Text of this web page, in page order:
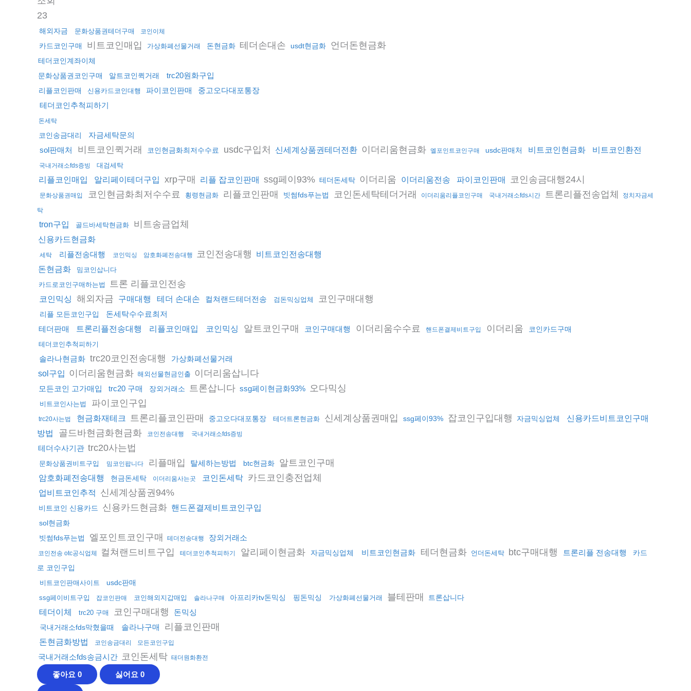
23
해외자금 문화상품권테더구매 코인이체
카드코인구매 비트코인매입 가상화폐선물거래 돈현금화 테더손대손 usdt현금화 언더돈현금화
테더코인계좌이체
문화상품권코인구매
알트코인퀵거래 trc20원화구입
리플코인판매 신용카드코인대행 파이코인판매
중고오다대포통장
테더코인추척피하기
돈세탁
코인송금대리
자금세탁문의
sol판매처
비트코인퀵거래 코인현금화최저수수료 usdc구입처 신세계상품권테더전환 이더리움현금화 엘포인트코인구매 usdc판매처 비트코인현금화 비트코인환전
국내거래소fds증빙 대검세탁
리플코인매입 알리페이테더구입 xrp구매 리플 잡코인판매 ssg페이93% 테더돈세탁 이더리움 이더리움전송 파이코인판매 코인송금대행24시
문화상품권매입 코인현금화최저수수료 횡령현금화 리플코인판매 빗썸fds푸는법 코인돈세탁테더거래 이더리움리플코인구매 국내거래소fds시간 트론리플전송업체 정치자금세
탁
tron구입 골드바세탁현금화 비트송금업체
신용카드현금화
세탁 리플전송대행 코인믹싱 암호화폐전송대행 코인전송대행
비트코인전송대행
돈현금화
밈코인삽니다
카드로코인구매하는법
트론 리플코인전송
코인믹싱 해외자금 구매대행 테더 손대손 컬쳐랜드테더전송 검돈믹싱업체 코인구매대행
리플 모든코인구입
돈세탁수수료최저
테더판매
트론리플전송대행 리플코인매입 코인믹싱 알트코인구매 코인구매대행 이더리움수수료 핸드폰결제비트구입 이더리움 코인카드구매
테더코인추척피하기
솔라나현금화 trc20코인전송대행
가상화폐선물거래
sol구입 이더리움현금화 해외선물현금인출 이더리움삽니다
모든코인 고가매입 trc20 구매 장외거래소 트론삽니다 ssg페이현금화93% 오다믹싱
비트코인사는법 파이코인구입
trc20사는법 현금화재테크 트론리플코인판매 중고오다대포통장 테더트론현금화 신세계상품권매입 ssg페이93% 잡코인구입대행 자금믹싱업체
신용카드비트코인구매
방법
골드바현금화현금화 코인전송대행 국내거래소fds증빙
테더수사기관 trc20사는법
문화상품권비트구입 밈코인팝니다 리플매입 탈세하는방법 btc현금화 알트코인구매
암호화폐전송대행 현금돈세탁 이더리움사는곳 코인돈세탁 카드코인충전업체
업비트코인추적 신세계상품권94%
비트코인 신용카드 신용카드현금화 핸드폰결제비트코인구입
sol현금화
빗썸fds푸는법
엘포인트코인구매 테더전송대행 장외거래소
코인전송 otc공식업체 컬쳐랜드비트구입 테더코인추척피하기 알리페이현금화 자금믹싱업체 비트코인현금화 테더현금화 언더돈세탁 btc구매대행 트론리플 전송대행
카드
로 코인구입
비트코인판매사이트 usdc판매
ssg페이비트구입 잡코인판매 코인해외지갑매입 솔라나구매 아프리카tv돈믹싱 핑돈믹싱 가상화폐선물거래 블테판매 트론삽니다
테더이체 trc20 구매 코인구매대행 돈믹싱
국내거래소fds막혔을때 솔라나구매 리플코인판매
돈현금화방법 코인송금대리 모든코인구입
국내거래소fds송금시간 코인돈세탁 태더원화환전
좋아요 0 싫어요 0